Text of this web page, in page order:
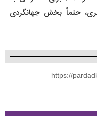
حتماً بخش جهانگردی
https://